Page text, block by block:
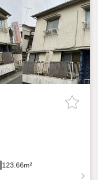
123.66m²